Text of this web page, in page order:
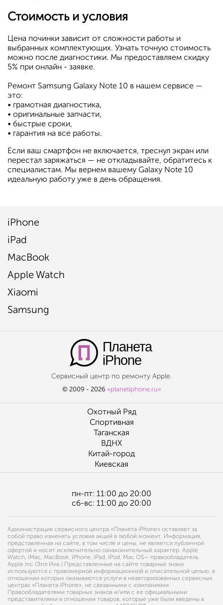
Стоимость и условия
Цена починки зависит от сложности работы и
выбранных комплектующих. Узнать точную стоимость
можно после диагностики. Мы предоставляем скидку
5% при онлайн - заявке.
Ремонт Samsung Galaxy Note 10 в нашем сервисе —
это:
• грамотная диагностика,
• оригинальные запчасти,
• быстрые сроки,
• гарантия на все работы.
Если ваш смартфон не включается, треснул экран или
перестал заряжаться — не откладывайте, обратитесь к
специалистам. Мы вернем вашему Galaxy Note 10
идеальную работу уже в день обращения.
iPhone
iPad
MacBook
Apple Watch
Xiaomi
Samsung
Планета
iPhone
Сервисный центр по ремонту Apple.
© 2009 - 2026 «planetiphone.ru»
Охотный Ряд
Спортивная
Таганская
ВДНХ
Китай-город
Киевская
пн-пт: 11:00 до 20:00
сб-вс: 11:00 до 20:00
Администрация сервисного центра «Планета iPhone» оставляет за
собой право изменять условия акций в любой момент. Информация,
представленная на сайте, в том числе и цены, не является публичной
офертой и носит исключительно ознакомительный характер. Apple
Watch, iMac, MacBook, iPhone, iPad, iPod, Mac OS— правообладатель
Apple Inc (Эпл Инк.) Представленные на сайте товарные знаки
используются с правомерной информационной и описательной целью, в
отношении которых оказываются услуги в неавторизованных сервисных
центрах «Планета iPhone», не связанными с компаниями
Правообладателями товарных знаков и/или с ее официальными
представителями в отношении товаров, которые уже были введены в